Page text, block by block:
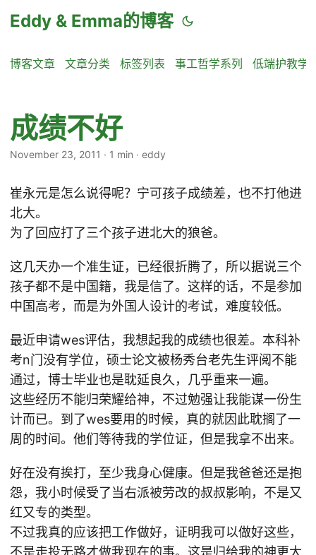
Eddy & Emma的博客
博客文章 文章分类 标签列表 事工哲学系列 低端护教学
成绩不好
November 23, 2011 · 1 min · eddy
崔永元是怎么说得呢？宁可孩子成绩差，也不打他进
北大。
为了回应打了三个孩子进北大的狼爸。
这几天办一个准生证，已经很折腾了，所以据说三个
孩子都不是中国籍，我是信了。这样的话，不是参加
中国高考，而是为外国人设计的考试，难度较低。
最近申请wes评估，我想起我的成绩也很差。本科补
考n门没有学位，硕士论文被杨秀台老先生评阅不能
通过，博士毕业也是耽延良久，几乎重来一遍。
这些经历不能归荣耀给神，不过勉强让我能谋一份生
计而已。到了wes要用的时候，真的就因此耽搁了一
周的时间。他们等待我的学位证，但是我拿不出来。
好在没有挨打，至少我身心健康。但是我爸爸还是抱
怨，我小时候受了当右派被劳改的叔叔影响，不是又
红又专的类型。
不过我真的应该把工作做好，证明我可以做好这些，
不是走投无路才做我现在的事。这是归给我的神更大